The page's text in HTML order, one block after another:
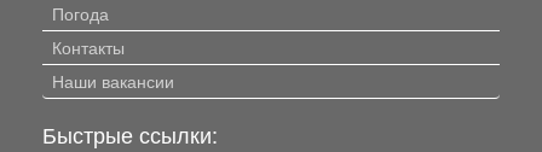
Погода
Контакты
Наши вакансии
Быстрые ссылки: